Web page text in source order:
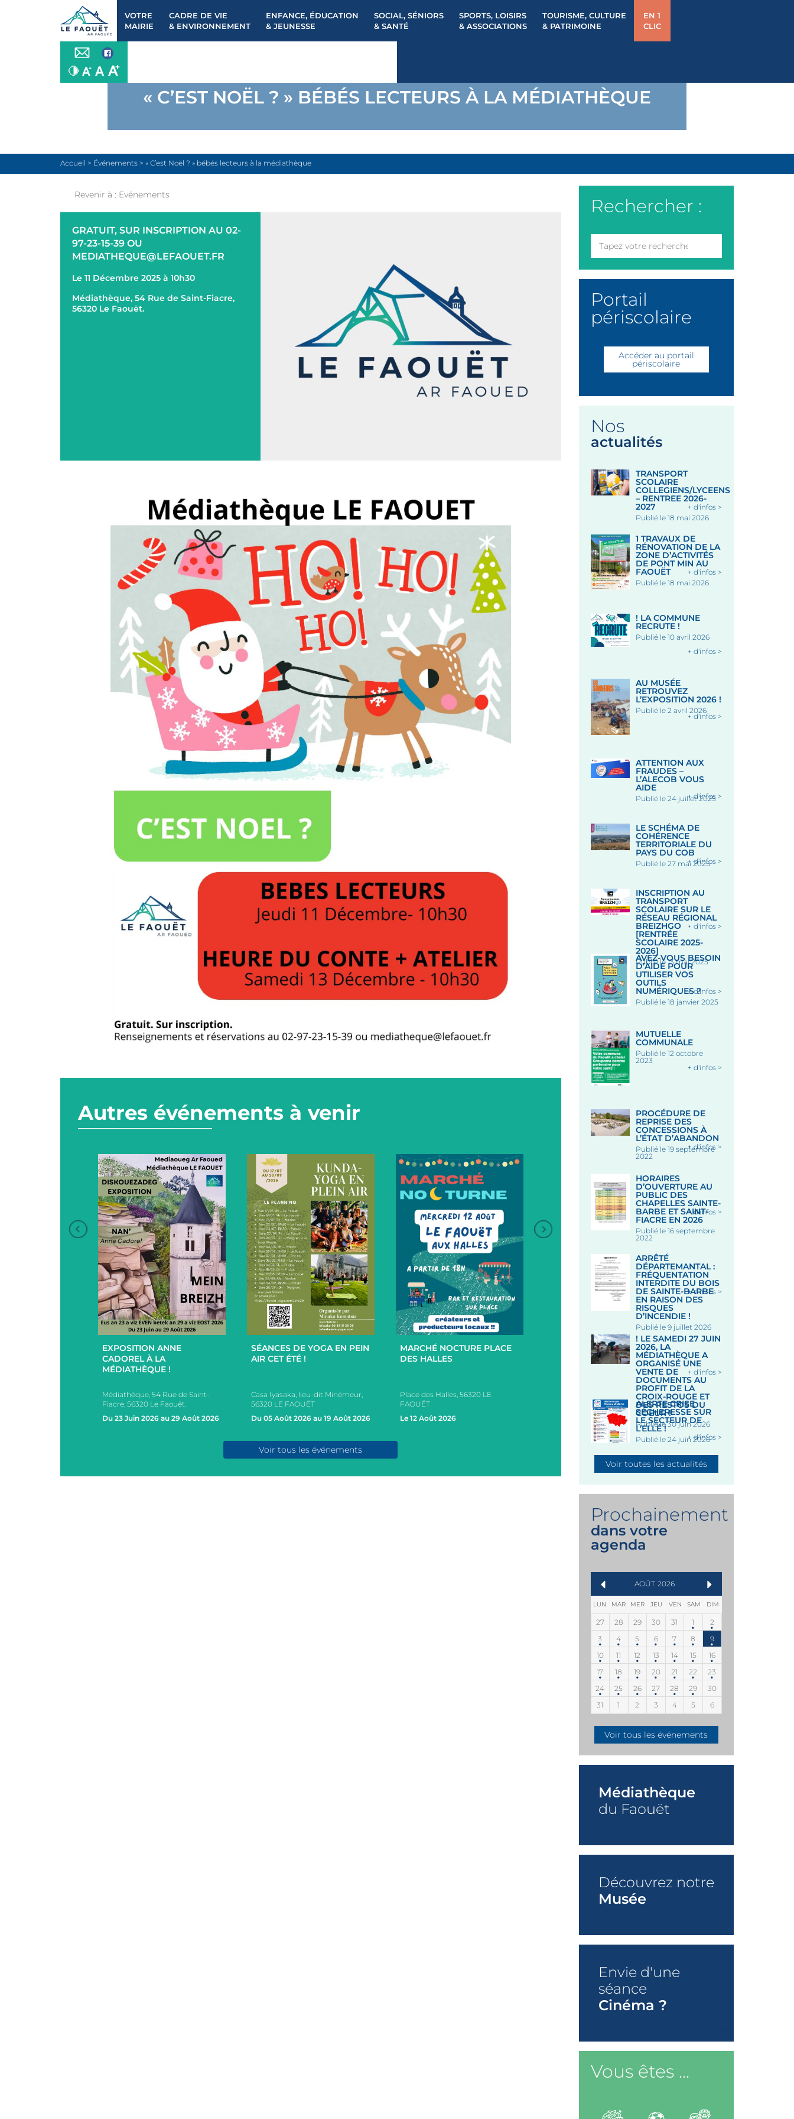
VOTRE
MAIRIE
CADRE DE VIE
& ENVIRONNEMENT
ENFANCE, ÉDUCATION
& JEUNESSE
SOCIAL, SÉNIORS
& SANTÉ
SPORTS, LOISIRS
& ASSOCIATIONS
TOURISME, CULTURE
& PATRIMOINE
EN 1
CLIC
« C’EST NOËL ? » BÉBÉS LECTEURS À LA MÉDIATHÈQUE
Accueil > Événements > « C’est Noël ? » bébés lecteurs à la médiathèque
Revenir à : Evénements
GRATUIT, SUR INSCRIPTION AU 02-
97-23-15-39 OU
MEDIATHEQUE@LEFAOUET.FR
Le 11 Décembre 2025 à 10h30
Médiathèque, 54 Rue de Saint-Fiacre,
56320 Le Faouët.
Autres événements à venir
+
EXPOSITION ANNE
CADOREL À LA
MÉDIATHÈQUE !
Médiathèque, 54 Rue de Saint-
Fiacre, 56320 Le Faouët.
Du 23 Juin 2026 au 29 Août 2026
SÉANCES DE YOGA EN PEIN
AIR CET ÉTÉ !
Casa Iyasaka, lieu-dit Minémeur,
56320 LE FAOUËT
Du 05 Août 2026 au 19 Août 2026
MARCHÉ NOCTURE PLACE
DES HALLES
Place des Halles, 56320 LE
FAOUËT
Le 12 Août 2026
ANIMATION DANSES
BRETONNES
Sous les Halles - LE FAOUET
QUINTUOR À CORDES
CHAPELLE SAINT-
Chapelle Saint-Fiacre, lieu-
Saint-Fiacre, 56320 LE
Le 18 Août 2026
Voir tous les événements
Rechercher :
Portail
périscolaire
Accéder au portail
périscolaire
Nos
actualités
TRANSPORT
SCOLAIRE
COLLEGIENS/LYCEENS
– RENTREE 2026-
2027
Publié le 18 mai 2026
+ d'infos >
1 TRAVAUX DE
RÉNOVATION DE LA
ZONE D’ACTIVITÉS
DE PONT MIN AU
FAOUËT
Publié le 18 mai 2026
+ d'infos >
! LA COMMUNE
RECRUTE !
Publié le 10 avril 2026
+ d'infos >
AU MUSÉE
RETROUVEZ
L’EXPOSITION 2026 !
Publié le 2 avril 2026
+ d'infos >
ATTENTION AUX
FRAUDES –
L’ALECOB VOUS
AIDE
Publié le 24 juillet 2025
+ d'infos >
LE SCHÉMA DE
COHÉRENCE
TERRITORIALE DU
PAYS DU COB
Publié le 27 mai 2025
+ d'infos >
INSCRIPTION AU
TRANSPORT
SCOLAIRE SUR LE
RÉSEAU RÉGIONAL
BREIZHGO
[RENTRÉE
SCOLAIRE 2025-
2026]
Publié le 13 mai 2025
+ d'infos >
AVEZ-VOUS BESOIN
D’AIDE POUR
UTILISER VOS
OUTILS
NUMÉRIQUES ?
Publié le 18 janvier 2025
+ d'infos >
MUTUELLE
COMMUNALE
Publié le 12 octobre
2023
+ d'infos >
PROCÉDURE DE
REPRISE DES
CONCESSIONS À
L’ÉTAT D’ABANDON
Publié le 19 septembre
2022
+ d'infos >
HORAIRES
D’OUVERTURE AU
PUBLIC DES
CHAPELLES SAINTE-
BARBE ET SAINT-
FIACRE EN 2026
Publié le 16 septembre
2022
+ d'infos >
ARRÊTÉ
DÉPARTEMANTAL :
FRÉQUENTATION
INTERDITE DU BOIS
DE SAINTE-BARBE
EN RAISON DES
RISQUES
D’INCENDIE !
Publié le 9 juillet 2026
+ d'infos >
! LE SAMEDI 27 JUIN
2026, LA
MÉDIATHÈQUE A
ORGANISÉ UNE
VENTE DE
DOCUMENTS AU
PROFIT DE LA
CROIX-ROUGE ET
DES RESTOS DU
COEUR !
Publié le 30 juin 2026
+ d'infos >
ALERTE CRISE
SÉCHERESSE SUR
LE SECTEUR DE
L’ELLÉ !
Publié le 24 juin 2026
+ d'infos >
Voir toutes les actualités
Prochainement
dans votre
agenda
AOÛT 2026
LUN MAR MER JEU VEN SAM DIM
27 28 29 30 31 1
2
3
4 5 6 7 8
9
10
11 12 13 14 15
16
17
18 19 20 21 22
23
24
25 26 27 28 29
30
31
1 2 3 4 5 6
Voir tous les événements
Médiathèque
du Faouët
Découvrez notre
Musée
Envie d'une
séance
Cinéma ?
Vous êtes ...